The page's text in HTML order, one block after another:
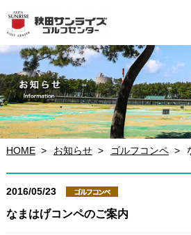
HOME お知らせ ゴルフコンペ
2016/05/23
なまはげコンペのご案内